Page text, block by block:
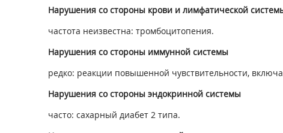
Нарушения со стороны крови и лимфатической
частота неизвестна: тромбоцитопения.
Нарушения со стороны иммунной системы
редко: реакции повышенной чувствительности,
Нарушения со стороны эндокринной системы
часто: сахарный диабет 2 типа.